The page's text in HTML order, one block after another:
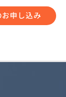
申し込み